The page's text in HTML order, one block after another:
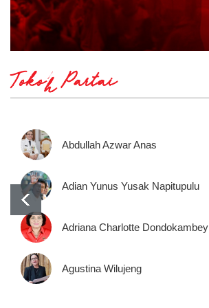
Tokoh Partai
Abdullah Azwar Anas
Adian Yunus Yusak Napitupulu
Adriana Charlotte Dondokambey
Agustina Wilujeng